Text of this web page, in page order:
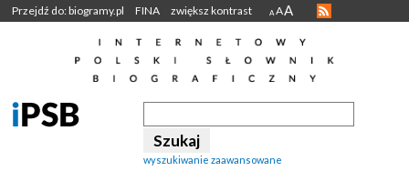
Przejdź do: biogramy.pl FINA zwiększ kontrast A AA
wyszukiwanie zaawansowane